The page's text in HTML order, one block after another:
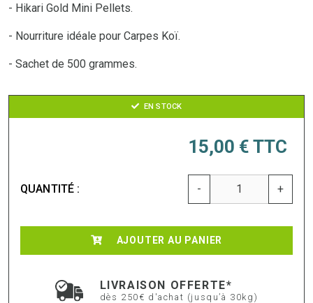
- Hikari Gold Mini Pellets.
- Nourriture idéale pour Carpes Koï.
- Sachet de 500 grammes.
EN STOCK
15,00 € TTC
QUANTITÉ : - +
AJOUTER AU PANIER
LIVRAISON OFFERTE*
dès 250€ d'achat (jusqu’à 30kg)